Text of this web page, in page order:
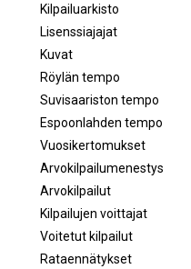
Kilpailuarkisto
Lisenssiajajat
Kuvat
Röylän tempo
Suvisaariston tempo
Espoonlahden tempo
Vuosikertomukset
Arvokilpailumenestys
Arvokilpailut
Kilpailujen voittajat
Voitetut kilpailut
Rataennätykset